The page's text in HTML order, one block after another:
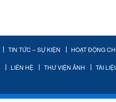
TIN TỨC – SỰ KIỆN HOẠT ĐỘNG
LIÊN HỆ THƯ VIỆN ẢNH TÀI